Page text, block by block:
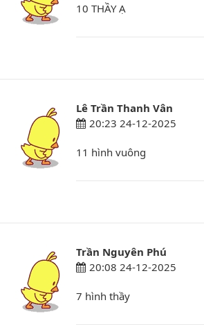
10 THẦY Ạ
Lê Trần Thanh Vân
20:23 24-12-2025
11 hình vuông
Trần Nguyên Phú
20:08 24-12-2025
7 hình thầy